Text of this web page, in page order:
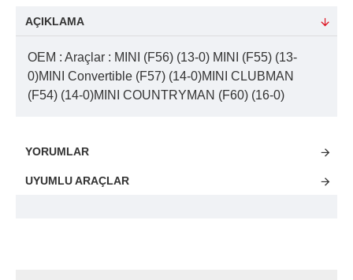
AÇIKLAMA
OEM : Araçlar : MINI (F56) (13-0) MINI (F55) (13-
0)MINI Convertible (F57) (14-0)MINI CLUBMAN
(F54) (14-0)MINI COUNTRYMAN (F60) (16-0)
YORUMLAR
UYUMLU ARAÇLAR